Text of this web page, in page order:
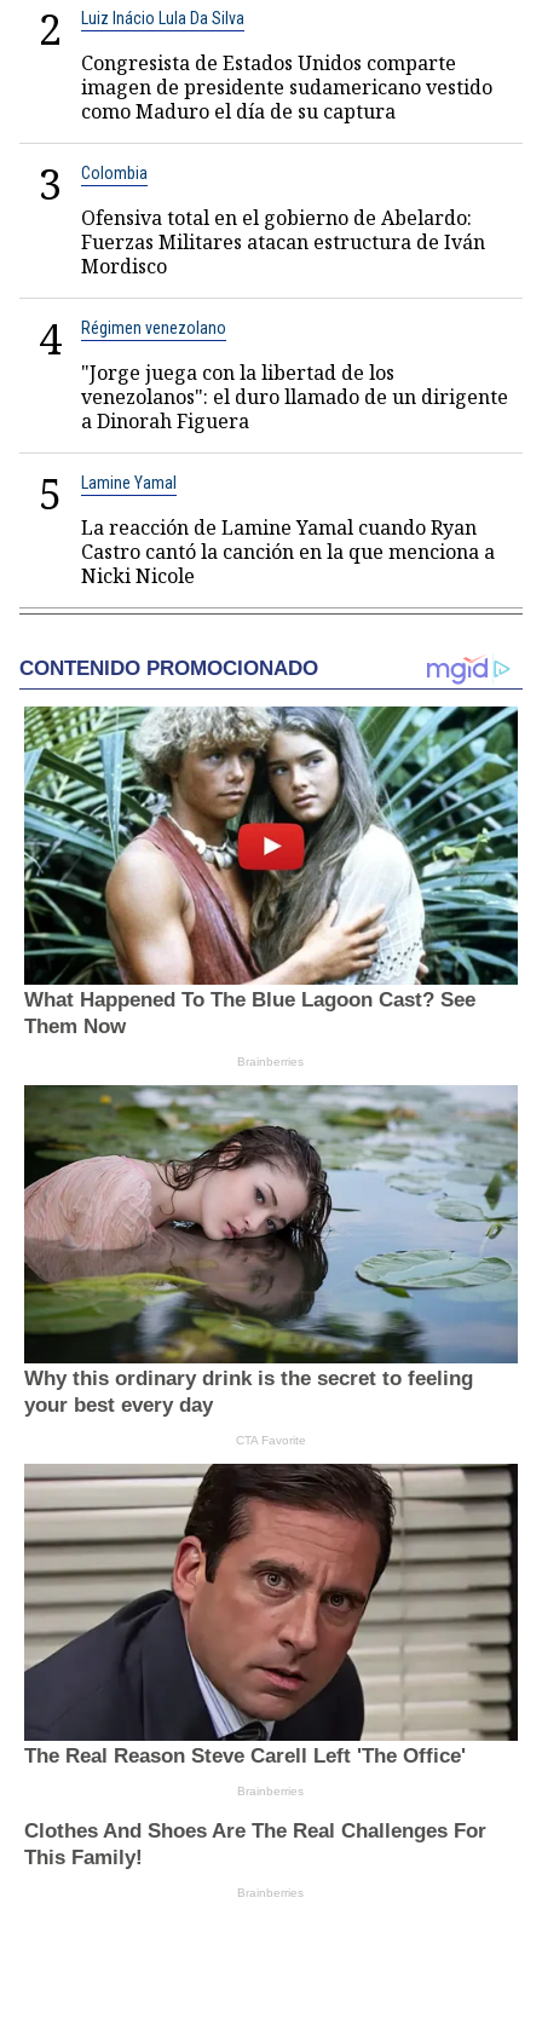
2 Luiz Inácio Lula Da Silva
Congresista de Estados Unidos comparte
imagen de presidente sudamericano vestido
como Maduro el día de su captura
3 Colombia
Ofensiva total en el gobierno de Abelardo:
Fuerzas Militares atacan estructura de Iván
Mordisco
4 Régimen venezolano
"Jorge juega con la libertad de los
venezolanos": el duro llamado de un dirigente
a Dinorah Figuera
5 Lamine Yamal
La reacción de Lamine Yamal cuando Ryan
Castro cantó la canción en la que menciona a
Nicki Nicole